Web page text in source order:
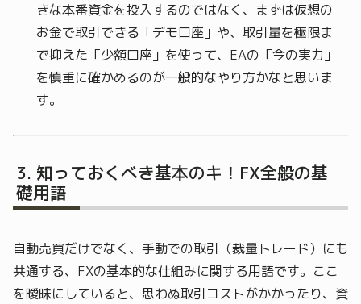
きな本番資金を投入するのではなく、まずは仮想の
お金で取引できる「デモ口座」や、取引量を極限ま
で抑えた「少額口座」を使って、EAの「今の実力」
を慎重に確かめるのが一般的なやり方かなと思いま
す。
知っておくべき基本のキ！FX全般の基
礎用語
自動売買だけでなく、手動での取引（裁量トレード）にも
共通する、FXの基本的な仕組みに関する用語です。ここ
を曖昧にしていると、思わぬ取引コストがかかったり、資